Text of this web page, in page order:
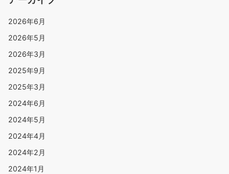
2026年6月
2026年5月
2026年3月
2025年9月
2025年3月
2024年6月
2024年5月
2024年4月
2024年2月
2024年1月